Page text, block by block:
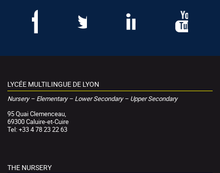
LYCÉE MULTILINGUE DE LYON
Nursery – Elementary – Lower Secondary – Upper Secondary
95 Quai Clemenceau,
69300 Caluire-et-Cuire
Tel: +33 4 78 23 22 63
THE NURSERY